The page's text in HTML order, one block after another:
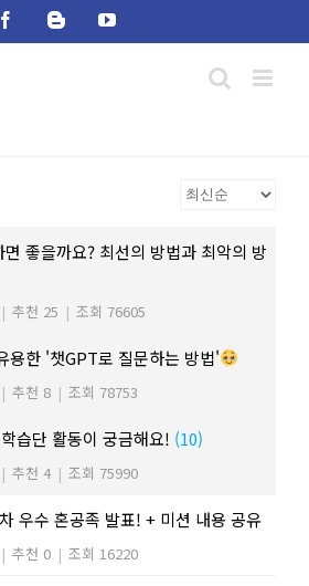
FacebookBloggerYouTube
좋을까요? 최선의 방법과 최악의 방
| 추천 25 | 조회 76605
용한 '챗GPT로 질문하는 방법'
| 추천 8 | 조회 78753
습단 활동이 궁금해요! (10)
| 추천 4 | 조회 75990
우수 혼공족 발표! + 미션 내용 공유
| 추천 0 | 조회 16220